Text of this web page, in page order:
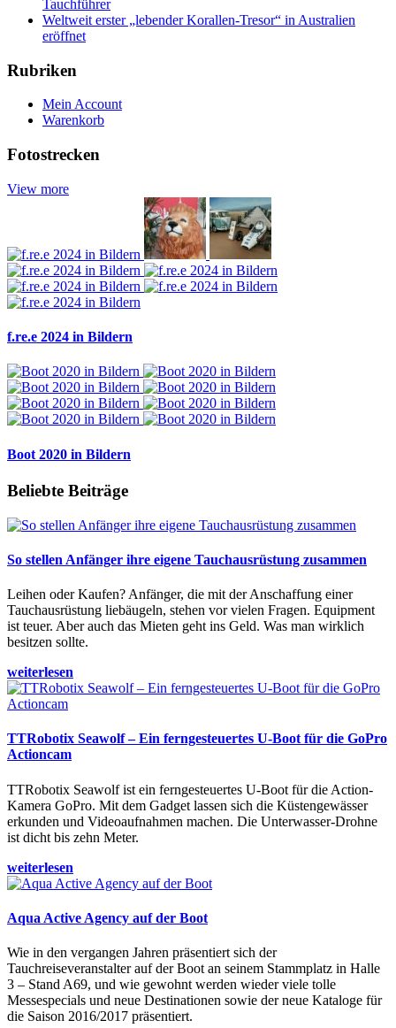
Tauchführer
Weltweit erster „lebender Korallen-Tresor“ in Australien
eröffnet
Rubriken
Mein Account
Warenkorb
Fotostrecken
View more
f.re.e 2024 in Bildern
Boot 2020 in Bildern
Beliebte Beiträge
So stellen Anfänger ihre eigene Tauchausrüstung zusammen
Leihen oder Kaufen? Anfänger, die mit der Anschaffung einer
Tauchausrüstung liebäugeln, stehen vor vielen Fragen. Equipment
ist teuer. Aber auch das Mieten geht ins Geld. Was man wirklich
besitzen sollte.
weiterlesen
TTRobotix Seawolf – Ein ferngesteuertes U-Boot für die GoPro
Actioncam
TTRobotix Seawolf ist ein ferngesteuertes U-Boot für die Action-
Kamera GoPro. Mit dem Gadget lassen sich die Küstengewässer
erkunden und Videoaufnahmen machen. Die Unterwasser-Drohne
ist dicht bis zehn Meter.
weiterlesen
Aqua Active Agency auf der Boot
Wie in den vergangen Jahren präsentiert sich der
Tauchreiseveranstalter auf der Boot an seinem Stammplatz in Halle
3 – Stand A69, und wie gewohnt werden wieder viele tolle
Messespecials und neue Destinationen sowie der neue Kataloge für
die Saison 2016/2017 präsentiert.